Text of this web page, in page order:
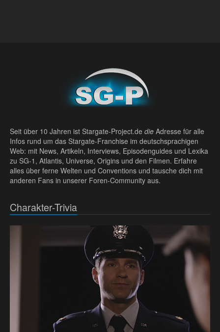
Seit über 10 Jahren ist Stargate-Project.de die Adresse für alle
Infos rund um das Stargate-Franchise im deutschsprachigen
Web: mit News, Artikeln, Interviews, Episodenguides und Lexika
zu SG-1, Atlantis, Universe, Origins und den Filmen. Erfahre
alles über ferne Welten und Conventions und tausche dich mit
anderen Fans in unserer Foren-Community aus.
Charakter-Trivia